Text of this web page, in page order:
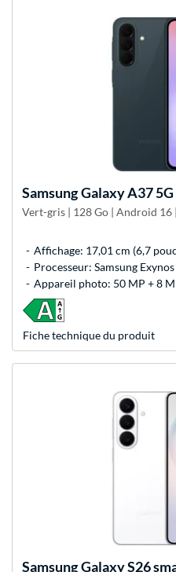
SamsungGalaxy A37
Vert-gris | 128 Go | Android 16
Affichage: 17,01 cm (6,7
Processeur: Samsung
Appareil photo: 50 MP + 8
Fiche technique du produit
SamsungGalaxy S26